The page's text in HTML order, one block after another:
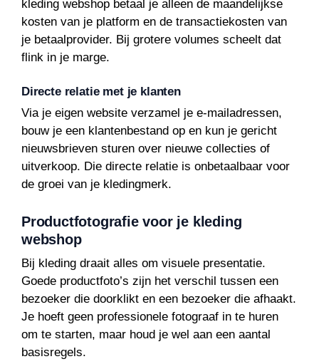
kleding webshop betaal je alleen de maandelijkse
kosten van je platform en de transactiekosten van
je betaalprovider. Bij grotere volumes scheelt dat
flink in je marge.
Directe relatie met je klanten
Via je eigen website verzamel je e-mailadressen,
bouw je een klantenbestand op en kun je gericht
nieuwsbrieven sturen over nieuwe collecties of
uitverkoop. Die directe relatie is onbetaalbaar voor
de groei van je kledingmerk.
Productfotografie voor je kleding
webshop
Bij kleding draait alles om visuele presentatie.
Goede productfoto’s zijn het verschil tussen een
bezoeker die doorklikt en een bezoeker die afhaakt.
Je hoeft geen professionele fotograaf in te huren
om te starten, maar houd je wel aan een aantal
basisregels.